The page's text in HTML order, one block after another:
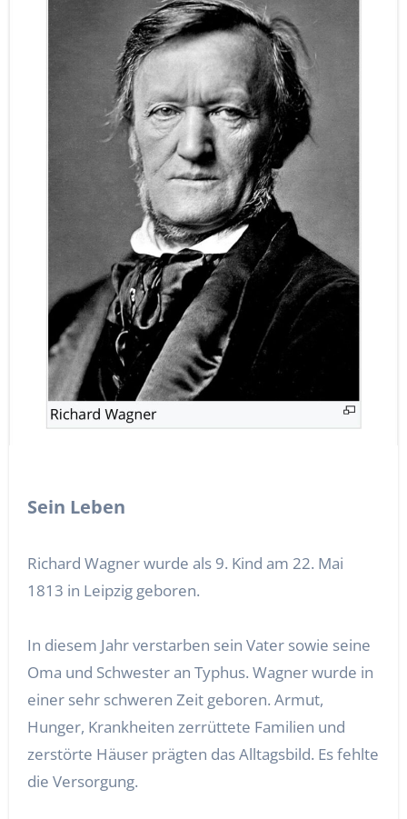
Sein Leben
Richard Wagner wurde als 9. Kind am 22. Mai
1813 in Leipzig geboren.
In diesem Jahr verstarben sein Vater sowie seine
Oma und Schwester an Typhus. Wagner wurde in
einer sehr schweren Zeit geboren. Armut,
Hunger, Krankheiten zerrüttete Familien und
zerstörte Häuser prägten das Alltagsbild. Es fehlte
die Versorgung.